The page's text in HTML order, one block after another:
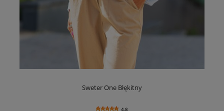
Sweter One Błękitny
4.8